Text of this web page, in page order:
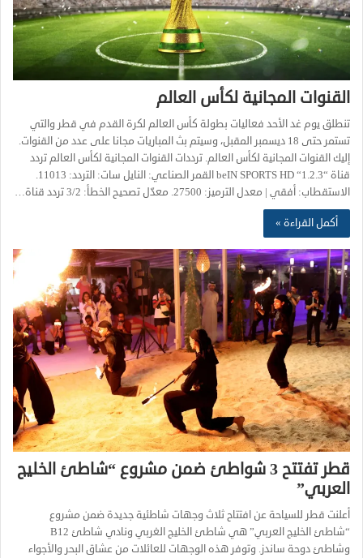
القنوات المجانية لكأس العالم
تنطلق يوم غد الأحد فعاليات بطولة كأس العالم لكرة القدم في قطر والتي
تستمر حتى 18 ديسمبر المقبل، وسيتم بث المباريات مجانا على عدد من القنوات.
إليك القنوات المجانية لكأس العالم. ترددات القنوات المجانية لكأس العالم تردد
قناة “beIN SPORTS HD “1.2.3 القمر الصناعي: النايل سات: التردد: 11013.
الاستقطاب: أفقي | معدل الترميز: 27500. معدّل تصحيح الخطأ: 3/2 تردد قناة…
أكمل القراءة »
قطر تفتتح 3 شواطئ ضمن مشروع “شاطئ الخليج
العربي”
أعلنت قطر للسياحة عن افتتاح ثلاث وجهات شاطئية جديدة ضمن مشروع
“شاطئ الخليج العربي” هي شاطئ الخليج الغربي ونادي شاطئ B12
وشاطئ دوحة ساندز. وتوفر هذه الوجهات للعائلات من عشاق البحر والأجواء